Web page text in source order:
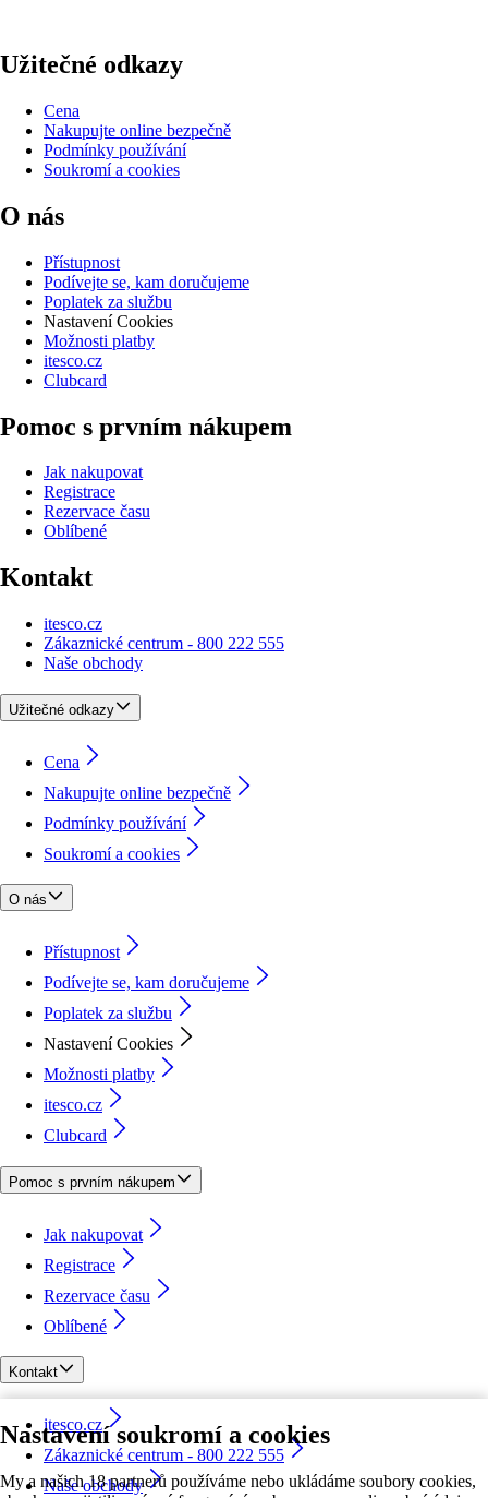
Nastavení soukromí a cookies
My a našich 18 partnerů používáme nebo ukládáme soubory cookies,
Užitečné odkazy
Cena
Nakupujte online bezpečně
Podmínky používání
Soukromí a cookies
O nás
Přístupnost
Podívejte se, kam doručujeme
Poplatek za službu
Nastavení Cookies
Možnosti platby
itesco.cz
Clubcard
Pomoc s prvním nákupem
Jak nakupovat
Registrace
Rezervace času
Oblíbené
Kontakt
itesco.cz
Zákaznické centrum - 800 222 555
Naše obchody
Užitečné odkazy
Cena
Nakupujte online bezpečně
Podmínky používání
Soukromí a cookies
O nás
Přístupnost
Podívejte se, kam doručujeme
Poplatek za službu
Nastavení Cookies
Možnosti platby
itesco.cz
Clubcard
Pomoc s prvním nákupem
Jak nakupovat
Registrace
Rezervace času
Oblíbené
Kontakt
itesco.cz
Zákaznické centrum - 800 222 555
Naše obchody